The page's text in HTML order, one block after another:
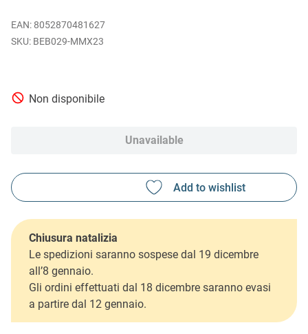
EAN: 8052870481627
BEB029-MMX23
Non disponibile
Unavailable
Chiusura natalizia
Le spedizioni saranno sospese dal 19 dicembre
all’8 gennaio.
Gli ordini effettuati dal 18 dicembre saranno evasi
a partire dal 12 gennaio.